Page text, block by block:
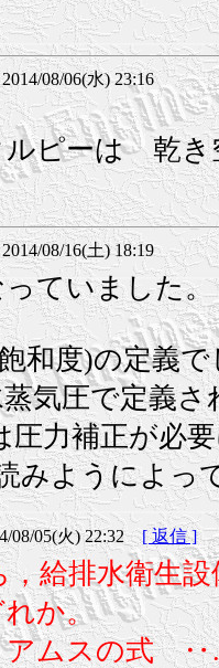
08/06(水) 23:16
ピーは 乾き
08/16(土) 18:19
ていました。
和度)の定義
気圧で定義
圧力補正が必
みようによっ
08/05(火) 22:32[ 返信 ]
給排水衛生
か。
アムスの式